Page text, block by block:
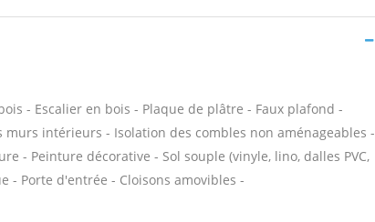
- Escalier en bois - Plaque de plâtre - Faux plafond -
intérieurs - Isolation des combles non aménageables -
- Peinture décorative - Sol souple (vinyle, lino, dalles PVC,
- Porte d'entrée - Cloisons amovibles -